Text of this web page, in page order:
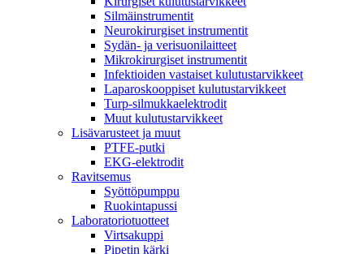
Silmäinstrumentit
Neurokirurgiset instrumentit
Sydän- ja verisuonilaitteet
Mikrokirurgiset instrumentit
Infektioiden vastaiset kulutustarvikkeet
Laparoskooppiset kulutustarvikkeet
Turp-silmukkaelektrodit
Muut kulutustarvikkeet
Lisävarusteet ja muut
PTFE-putki
EKG-elektrodit
Ravitsemus
Syöttöpumppu
Ruokintapussi
Laboratoriotuotteet
Virtsakuppi
Pipetin kärki